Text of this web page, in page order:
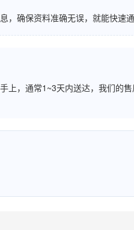
确保资料准确无误，就能快速通
上，通常1~3天内送达，我们的